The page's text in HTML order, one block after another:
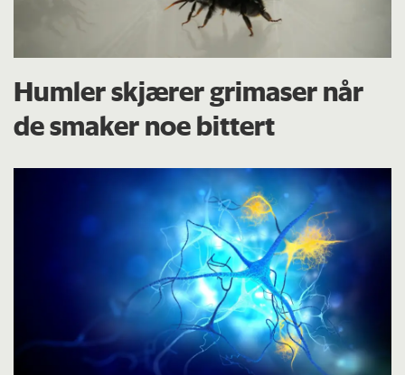
Humler skjærer grimaser når
de smaker noe bittert